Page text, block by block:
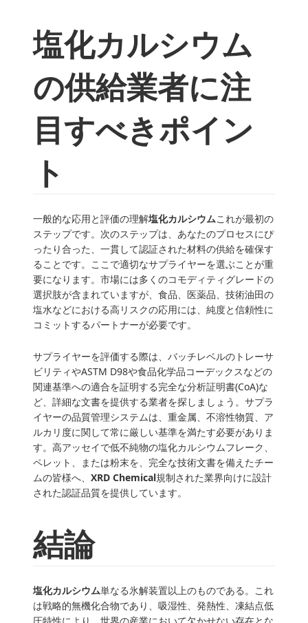
塩化カルシウム
の供給業者に注
目すべきポイン
ト
一般的な応用と評価の理解塩化カルシウムこれが最初の
ステップです。次のステップは、あなたのプロセスにぴ
ったり合った、一貫して認証された材料の供給を確保す
ることです。ここで適切なサプライヤーを選ぶことが重
要になります。市場には多くのコモディティグレードの
選択肢が含まれていますが、食品、医薬品、技術油田の
塩水などにおける高リスクの応用には、純度と信頼性に
コミットするパートナーが必要です。
サプライヤーを評価する際は、バッチレベルのトレーサ
ビリティやASTM D98や食品化学品コーデックスなどの
関連基準への適合を証明する完全な分析証明書(CoA)な
ど、詳細な文書を提供する業者を探しましょう。サプラ
イヤーの品質管理システムは、重金属、不溶性物質、ア
ルカリ度に関して常に厳しい基準を満たす必要がありま
す。高アッセイで低不純物の塩化カルシウムフレーク、
ペレット、または粉末を、完全な技術文書を備えたチー
ムの皆様へ、 XRD Chemical規制された業界向けに設計
された認証品質を提供しています。
結論
塩化カルシウム単なる氷解装置以上のものである。これ
は戦略的無機化合物であり、吸湿性、発熱性、凍結点低